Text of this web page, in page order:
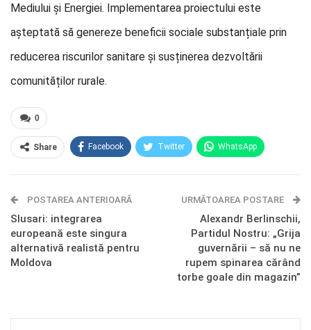
Mediului şi Energiei. Implementarea proiectului este
așteptată să genereze beneficii sociale substanțiale prin
reducerea riscurilor sanitare și susținerea dezvoltării
comunităților rurale.
0
Share Facebook Twitter WhatsApp
Telegram OK.ru
POSTAREA ANTERIOARĂ
Slusari: integrarea
europeană este singura
alternativă realistă pentru
Moldova
URMĂTOAREA POSTARE
Alexandr Berlinschii,
Partidul Nostru: „Grija
guvernării – să nu ne
rupem spinarea cărând
torbe goale din magazin”